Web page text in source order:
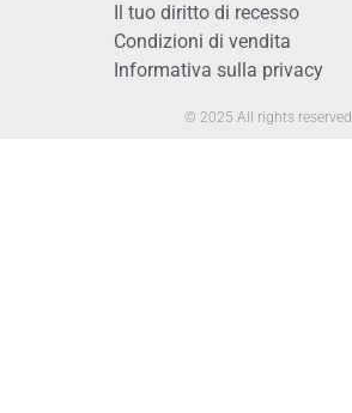
Il tuo diritto di recesso
Condizioni di vendita
Informativa sulla privacy
© 2025 All rights reserved